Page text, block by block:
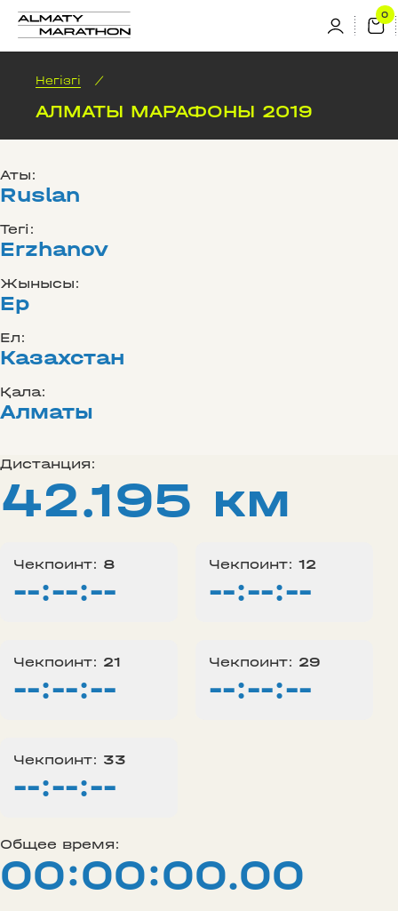
Негізгі /
АЛМАТЫ МАРАФОНЫ 2019
Аты:
Ruslan
Тегі:
Erzhanov
Жынысы:
Ер
Ел:
Казахстан
Қала:
Алматы
Дистанция:
42.195 км
Чекпоинт: 8
--:--:--
Чекпоинт: 12
--:--:--
Чекпоинт: 21
--:--:--
Чекпоинт: 29
--:--:--
Чекпоинт: 33
--:--:--
Общее время:
00:00:00.00